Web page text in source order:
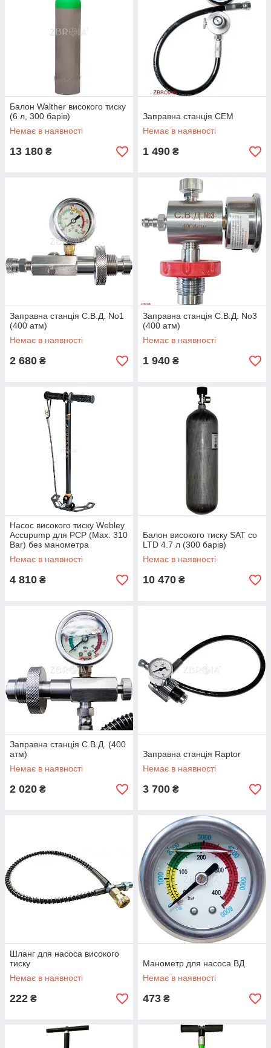
Балон Walther високого тиску
(6 л, 300 барів)
Немає в наявності
13 180 ₴
Заправна станція СЕМ
Немає в наявності
1 490 ₴
Заправна станція С.В.Д. No1
(400 атм)
Немає в наявності
2 680 ₴
Заправна станція С.В.Д. No3
(400 атм)
Немає в наявності
1 940 ₴
Насос високого тиску Webley
Accupump для PCP (Max. 310
Bar) без манометра
Немає в наявності
4 810 ₴
Балон високого тиску SAT co
LTD 4.7 л (300 барів)
Немає в наявності
10 470 ₴
Заправна станція С.В.Д. (400
атм)
Немає в наявності
2 020 ₴
Заправна станція Raptor
Немає в наявності
3 700 ₴
Шланг для насоса високого
тиску
Немає в наявності
222 ₴
Манометр для насоса ВД
Немає в наявності
473 ₴